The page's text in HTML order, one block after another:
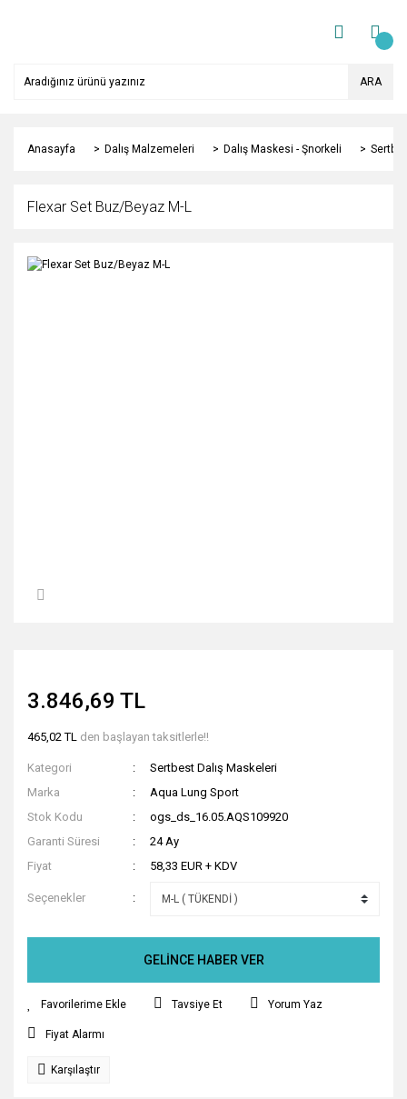
ARA
Anasayfa Dalış Malzemeleri Dalış Maskesi - Şnorkeli
Flexar Set Buz/Beyaz M-L
3.846,69 TL
465,02 TL den başlayan taksitlerle!!
Kategori
Sertbest Dalış Maskeleri
Marka
Aqua Lung Sport
Stok Kodu
ogs_ds_16.05.AQS109920
Garanti Süresi
24 Ay
Fiyat
58,33 EUR + KDV
Seçenekler
GELİNCE HABER VER
Tavsiye Et Yorum Yaz
Fiyat Alarmı
Karşılaştır